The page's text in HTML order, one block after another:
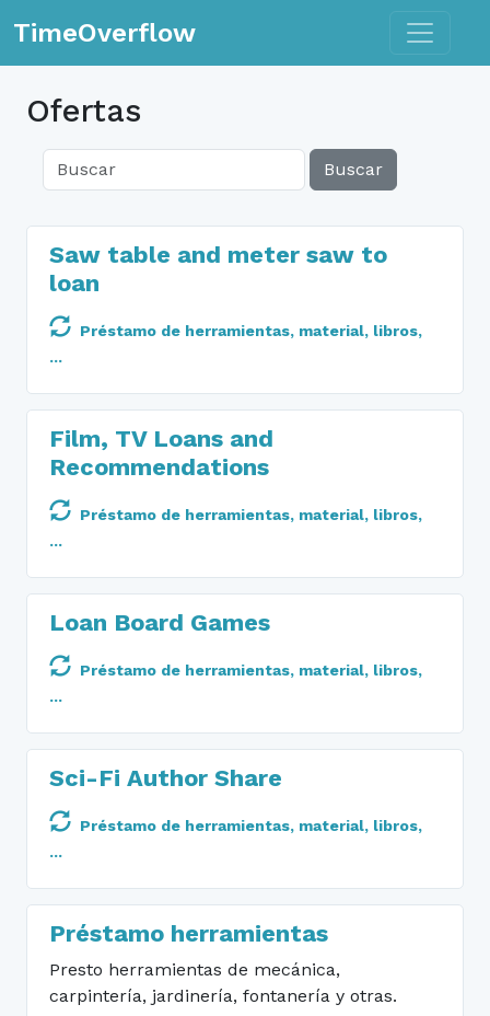
TimeOverflow Toggle
Ofertas
Buscar
Saw table and meter saw to
loan
Préstamo de herramientas, material, libros,
...
Film, TV Loans and
Recommendations
Préstamo de herramientas, material, libros,
...
Loan Board Games
Préstamo de herramientas, material, libros,
...
Sci-Fi Author Share
Préstamo de herramientas, material, libros,
...
Préstamo herramientas
Presto herramientas de mecánica,
carpintería, jardinería, fontanería y otras.